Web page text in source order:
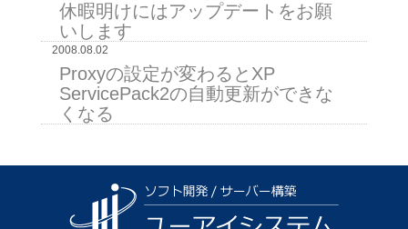
休暇明けにはアップデートをお願
いします
2008.08.02
Proxyの設定が変わるとXP
ServicePack2の自動更新ができな
くなる